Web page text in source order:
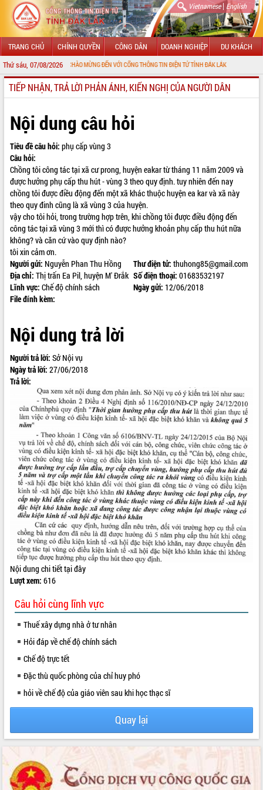
Vietnamese| English
TRANG CHỦ CHÍNH QUYỀN CÔNG DÂN DOANH NGHIỆP DU KHÁCH
Thứ sáu, 07/08/2026CHÀO MỪNG ĐẾN VỚI CỔNG THÔNG TIN ĐIỆN TỬ TỈNH ĐẮK LẮK
GIỚI THIỆU
TIN TỨC SỰ KIỆN
SỞ, BAN, NGÀNH
UBND CÁC XÃ, PHƯỜNG
THÔNG TIN CHỈ ĐẠO ĐIỀU HÀNH
HỆ THỐNG VĂN BẢN
VĂN BẢN HĐND TỈNH
ĐIỂM TIN VĂN BẢN
QUY HOẠCH - KẾ HOẠCH
VIDEO
Khám bệnh, cấp phát thuốc miễn phí
và tặng quà người dân xã Cư Pui
Hội nghị UBND tỉnh Đắk Lắk thường kỳ
tháng 7/2026
Nam Anh hùng” và trao Huân chương
Lao động
vụ 6 tháng cuối năm 2026
Kỳ họp thứ Hai, Hội đồng nhân dân
ALBUM ẢNH
TIẾP NHẬN, TRẢ LỜI PHẢN ÁNH, KIẾN NGHỊ CỦA NGƯỜI DÂN
Nội dung câu hỏi
Tiêu đề câu hỏi: phụ cấp vùng 3
Câu hỏi:
Chồng tôi công tác tại xã cư prong, huyện eakar từ tháng 11 năm 2009 và
được hưởng phụ cấp thu hút - vùng 3 theo quy định. tuy nhiên đến nay
chồng tôi được điều động đến một xã khác thuộc huyện ea kar và xã này
theo quy đinh cũng là xã vùng 3 của huyện.
vậy cho tôi hỏi, trong trường hợp trên, khi chồng tôi được điều động đến
công tác tại xã vùng 3 mới thì có được hưởng khoản phụ cấp thu hút nữa
không? và căn cứ vào quy định nào?
tôi xin cảm ơn.
Người gửi: Nguyễn Phan Thu Hồng Thư điện tử: thuhong85@gmail.com
Địa chỉ: Thị trấn Ea Pil, huyện M' Đrắk Số điện thoại: 01683532197
Lĩnh vực: Chế độ chính sách Ngày gửi: 12/06/2018
File đính kèm:
Nội dung trả lời
Người trả lời: Sở Nội vụ
Ngày trả lời: 27/06/2018
Trả lời:
Nội dung chi tiếttại đây
Lượt xem: 616
Câu hỏi cùng lĩnh vực
Thuế xây dựng nhà ở tư nhân
Hỏi đáp về chế độ chính sách
Chế độ trực tết
Đặc thù quốc phòng của chỉ huy phó
hỏi về chế độ của giáo viên sau khi học thạc sĩ
Quay lại